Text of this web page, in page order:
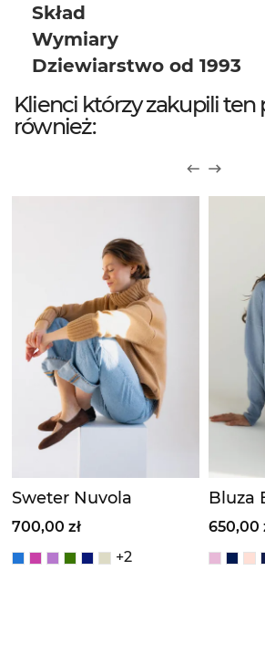
Skład
Wymiary
Dziewiarstwo od 1993
Klienci którzy zakupili
również:
Sweter Nuvola
700,00 zł
+2
Bluza
650,00